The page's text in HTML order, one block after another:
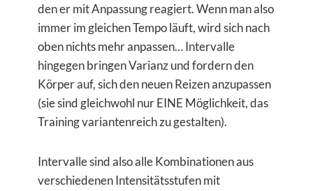
den er mit Anpassung reagiert. Wenn man also
immer im gleichen Tempo läuft, wird sich nach
oben nichts mehr anpassen… Intervalle
hingegen bringen Varianz und fordern den
Körper auf, sich den neuen Reizen anzupassen
(sie sind gleichwohl nur EINE Möglichkeit, das
Training variantenreich zu gestalten).
Intervalle sind also alle Kombinationen aus
verschiedenen Intensitätsstufen mit